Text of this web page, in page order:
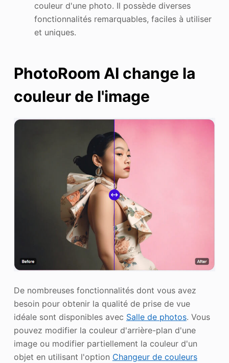
couleur d'une photo. Il possède diverses
fonctionnalités remarquables, faciles à utiliser
et uniques.
PhotoRoom AI change la
couleur de l'image
De nombreuses fonctionnalités dont vous avez
besoin pour obtenir la qualité de prise de vue
idéale sont disponibles avec Salle de photos. Vous
pouvez modifier la couleur d'arrière-plan d'une
image ou modifier partiellement la couleur d'un
objet en utilisant l'option Changeur de couleurs